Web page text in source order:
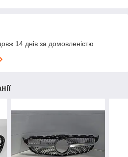
14 днів за домовленістю